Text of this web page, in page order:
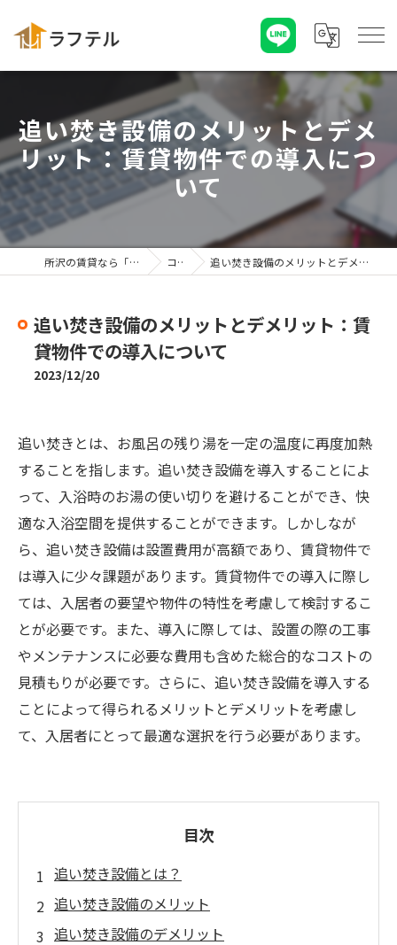
追い焚き設備のメリットとデメ
リット：賃貸物件での導入につ
いて
所沢の賃貸なら「株式会社ラフテル」 コラム 追い焚き設備のメリットとデメリット：賃貸物件での導入について
追い焚き設備のメリットとデメリット：賃
貸物件での導入について
2023/12/20
追い焚きとは、お風呂の残り湯を一定の温度に再度加熱
することを指します。追い焚き設備を導入することによ
って、入浴時のお湯の使い切りを避けることができ、快
適な入浴空間を提供することができます。しかしなが
ら、追い焚き設備は設置費用が高額であり、賃貸物件で
は導入に少々課題があります。賃貸物件での導入に際し
ては、入居者の要望や物件の特性を考慮して検討するこ
とが必要です。また、導入に際しては、設置の際の工事
やメンテナンスに必要な費用も含めた総合的なコストの
見積もりが必要です。さらに、追い焚き設備を導入する
ことによって得られるメリットとデメリットを考慮し
て、入居者にとって最適な選択を行う必要があります。
目次
追い焚き設備とは？
追い焚き設備のメリット
追い焚き設備のデメリット